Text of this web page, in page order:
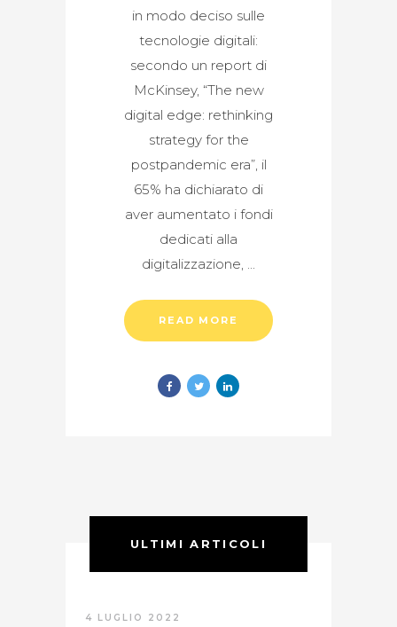
in modo deciso sulle
tecnologie digitali:
secondo un report di
McKinsey, “The new
digital edge: rethinking
strategy for the
postpandemic era”, il
65% ha dichiarato di
aver aumentato i fondi
dedicati alla
digitalizzazione,
READ MORE
ULTIMI ARTICOLI
4 LUGLIO 2022